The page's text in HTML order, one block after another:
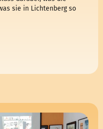
sie in Lichtenberg so